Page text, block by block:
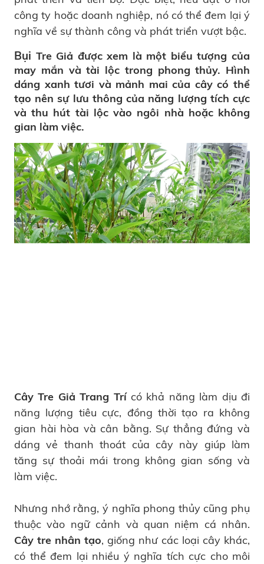
công ty hoặc doanh nghiệp, nó có thể đem lại ý
nghĩa về sự thành công và phát triển vượt bậc.
Bụi Tre Giả được xem là một biểu tượng của
may mắn và tài lộc trong phong thủy. Hình
dáng xanh tươi và mảnh mai của cây có thể
tạo nên sự lưu thông của năng lượng tích cực
và thu hút tài lộc vào ngôi nhà hoặc không
gian làm việc.
Cây Tre Giả Trang Trícó khả năng làm dịu đi
năng lượng tiêu cực, đồng thời tạo ra không
gian hài hòa và cân bằng. Sự thẳng đứng và
dáng vẻ thanh thoát của cây này giúp làm
tăng sự thoải mái trong không gian sống và
làm việc.
Nhưng nhớ rằng, ý nghĩa phong thủy cũng phụ
thuộc vào ngữ cảnh và quan niệm cá nhân.
Cây tre nhân tạo, giống như các loại cây khác,
có thể đem lại nhiều ý nghĩa tích cực cho môi